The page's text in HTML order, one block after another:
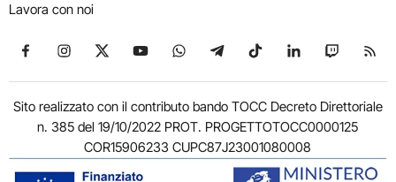
Lavora con noi
Seguici su Facebook
Seguici su Instagram
Seguici su X
Seguici su YouTube
Seguici su WhatsApp
Seguici su Telegram
Seguici su TikTok
Seguici su
Seguici
Sito realizzato con il contributo bando TOCC Decreto Direttoriale
n. 385 del 19/10/2022 PROT. PROGETTOTOCC0000125
COR15906233 CUPC87J23001080008